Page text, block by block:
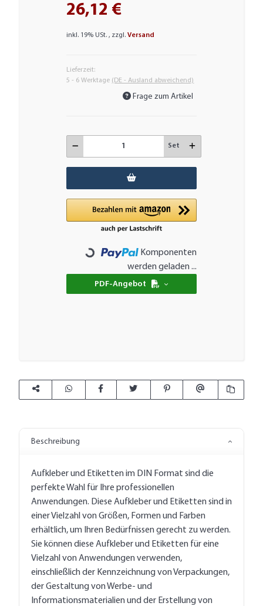
26,12 €
inkl. 19% USt. , zzgl.Versand
Lieferzeit:
5 - 6 Werktage (DE - Ausland abweichend)
Frage zum Artikel
Set
Loading...
Komponenten
werden geladen ...
PDF-Angebot
Beschreibung
Aufkleber und Etiketten im DIN Format sind die
perfekte Wahl für Ihre professionellen
Anwendungen. Diese Aufkleber und Etiketten sind in
einer Vielzahl von Größen, Formen und Farben
erhältlich, um Ihren Bedürfnissen gerecht zu werden.
Sie können diese Aufkleber und Etiketten für eine
Vielzahl von Anwendungen verwenden,
einschließlich der Kennzeichnung von Verpackungen,
der Gestaltung von Werbe- und
Informationsmaterialien und der Erstellung von